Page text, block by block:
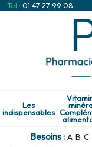
Tel : 01 47 27 99 08
Les
indispensables
Besoins : A B C